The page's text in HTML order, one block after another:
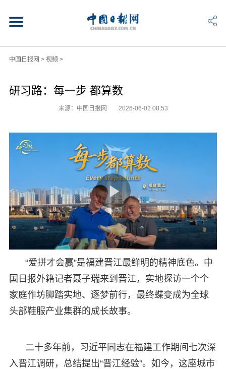
中国日报网 > 视频>
研习路：每一步 都算数
来源：中国日报网 2026-06-02 08:53
“爱拼才会赢”是福建晋江最鲜明的精神底色。中
国日报外籍记者聂子瑞来到晋江，实地探访一个个
家庭作坊脚踏实地、逐梦前行，最终蝶变成为全球
头部鞋服产业集群的成长故事。
二十多年前，习近平同志在福建工作期间七次深
入晋江调研，总结提出“晋江经验”。如今，这座城市